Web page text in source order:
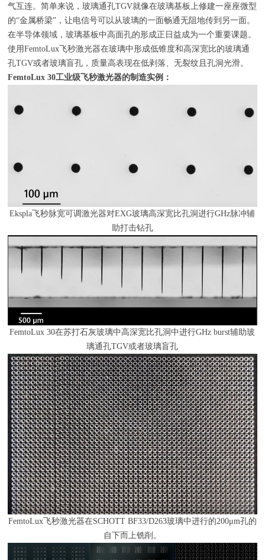
气互连。简单来说，玻璃通孔TGV就像在玻璃基板上修建一座座微型
的“金属桥梁”，让电信号可以从玻璃的一面畅通无阻地传到另一面。
在半导体领域，玻璃基板中高面孔的形成正日益成为一个重要课题。
使用FemtoLux 飞秒激光器在玻璃中形成低锥度和高深宽比的玻璃通
孔TGV或者玻璃盲孔，质量高表现在低剥落、无裂纹且孔洞光滑。
FemtoLux 30工业级飞秒激光器的制造实例：
Ekspla飞秒脉宽可调激光器对EXG玻璃高深宽比孔洞进行GHz脉冲辅
助打击钻孔
FemtoLux 30在苏打石灰玻璃中高深宽比孔洞中进行GHzburst辅助玻
璃通孔TGV或者玻璃盲孔
FemtoLux飞秒激光器在SCHOTT BF33/D263玻璃中进行的200μm孔的
自下而上铣削。